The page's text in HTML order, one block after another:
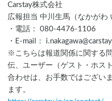
Carstay株式会社
広報担当 中川生馬（なかがわ
・電話： 080-4476-1106
・E-mail：
※こちらは報道関係に関する
伝、ユーザー（ゲスト・ホス
合わせは、お手数ではござい
ます。